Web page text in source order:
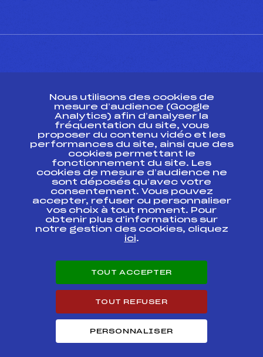
Ressources
Pass’Neige
Projet sportif fédéral
Projet de performance fédéral
Antidopage
Pôle Développement, Formation, Suivi
Scientifique
Listes ministérielles
Pôle vie de l’athlète
Enseignement professionnel
Carrières
Nous utilisons des cookies de
mesure d’audience (Google
Analytics) afin d’analyser la
fréquentation du site, vous
proposer du contenu vidéo et les
performances du site, ainsi que des
cookies permettant le
fonctionnement du site. Les
cookies de mesure d’audience ne
sont déposés qu’avec votre
consentement. Vous pouvez
accepter, refuser ou personnaliser
vos choix à tout moment. Pour
obtenir plus d'informations sur
notre gestion des cookies, cliquez
ici.
TOUT ACCEPTER
TOUT REFUSER
PERSONNALISER